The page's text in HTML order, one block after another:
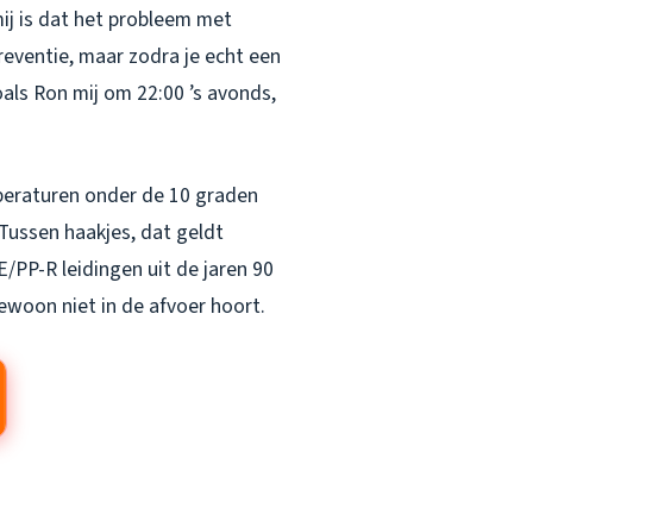
is dat het probleem met
maar zodra je echt een
Ron mij om 22:00 ’s avonds,
onder de 10 graden
haakjes, dat geldt
PP-R leidingen uit de jaren 90
niet in de afvoer hoort.